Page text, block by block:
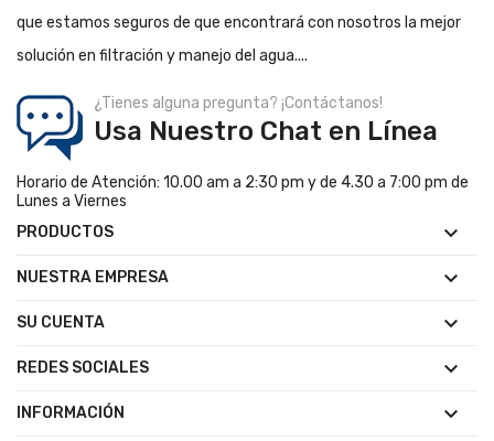
que estamos seguros de que encontrará con nosotros la mejor
solución en filtración y manejo del agua....
¿Tienes alguna pregunta? ¡Contáctanos!
Usa Nuestro Chat en Línea
Horario de Atención: 10.00 am a 2:30 pm y de 4.30 a 7:00 pm de
Lunes a Viernes
PRODUCTOS

NUESTRA EMPRESA 
SU CUENTA 
REDES SOCIALES 
INFORMACIÓN 